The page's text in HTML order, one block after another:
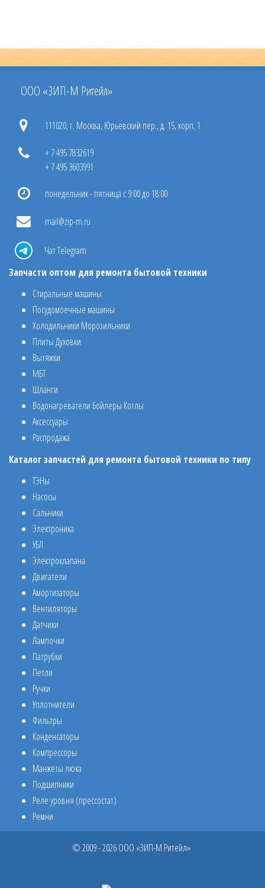
ООО «ЗИП-М Ритейл»
111020, г. Москва, Юрьевский пер., д. 15, корп. 1
+ 7 495 7832619
+ 7 495 3603991
понедельник - пятница с 9:00 до 18:00
mail@zip-m.ru
Чат Telegram
Запчасти оптом для ремонта бытовой техники
Стиральные машины
Посудомоечные машины
Холодильники Морозильники
Плиты Духовки
Вытяжки
МБТ
Шланги
Водонагреватели Бойлеры Котлы
Аксессуары
Распродажа
Каталог запчастей для ремонта бытовой техники по типу
ТЭНы
Насосы
Сальники
Электроника
УБЛ
Электроклапана
Двигатели
Амортизаторы
Вентиляторы
Датчики
Лампочки
Патрубки
Петли
Ручки
Уплотнители
Фильтры
Конденсаторы
Компрессоры
Манжеты люка
Подшипники
Реле уровня (прессостат)
Ремни
© 2009 - 2026 ООО «ЗИП-М Ритейл»